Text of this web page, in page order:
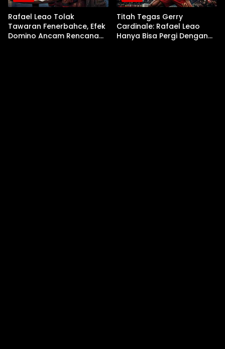
Rafael Leao Tolak
Tawaran Fenerbahce, Efek
Domino Ancam Rencana
Titah Tegas Gerry
Cardinale: Rafael Leao
Hanya Bisa Pergi Dengan